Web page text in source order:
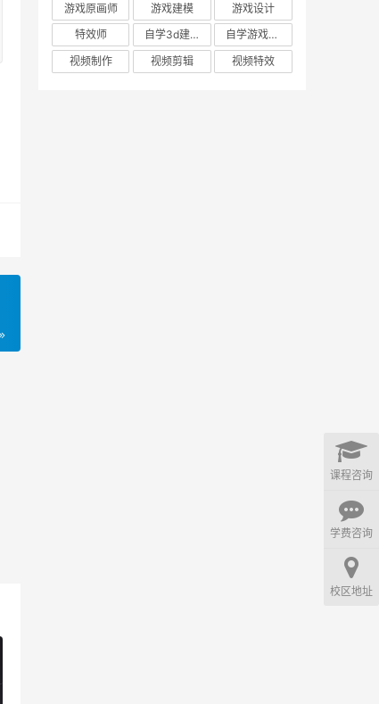
游戏原画师
游戏建模
游戏设计
特效师
自学3d建模
自学游戏建模
视频制作
视频剪辑 视频特效
课程咨询
学费咨询
校区地址